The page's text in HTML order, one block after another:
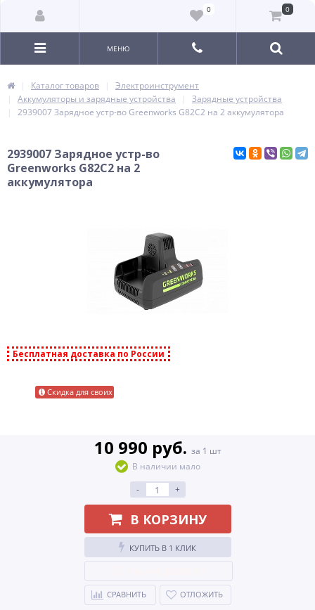
0 0
МЕНЮ
Каталог товаров
Электроинструмент
Аккумуляторы и зарядные устройства
Зарядные устройства
2939007 Зарядное устр-во Greenworks G82C2 на 2 аккумулятора
2939007 Зарядное устр-во
Greenworks G82C2 на 2
аккумулятора
Бесплатная доставка по России
Скидка для своих
10 990 руб. за 1 шт
В наличии мало
-
+
В КОРЗИНУ
КУПИТЬ В 1 КЛИК
СРАВНИТЬ ОТЛОЖИТЬ